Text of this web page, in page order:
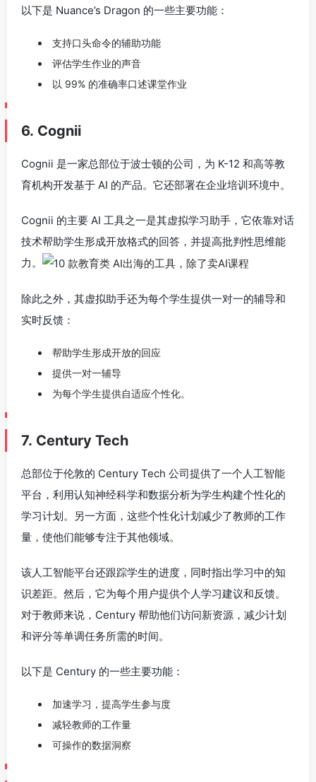
以下是 Nuance’s Dragon 的一些主要功能：
支持口头命令的辅助功能
评估学生作业的声音
以 99% 的准确率口述课堂作业
6. Cognii
Cognii 是一家总部位于波士顿的公司，为 K-12 和高等教
育机构开发基于 AI 的产品。它还部署在企业培训环境中。
Cognii 的主要 AI 工具之一是其虚拟学习助手，它依靠对话
技术帮助学生形成开放格式的回答，并提高批判性思维能
力。
除此之外，其虚拟助手还为每个学生提供一对一的辅导和
实时反馈：
帮助学生形成开放的回应
提供一对一辅导
为每个学生提供自适应个性化。
7. Century Tech
总部位于伦敦的 Century Tech 公司提供了一个人工智能
平台，利用认知神经科学和数据分析为学生构建个性化的
学习计划。另一方面，这些个性化计划减少了教师的工作
量，使他们能够专注于其他领域。
该人工智能平台还跟踪学生的进度，同时指出学习中的知
识差距。然后，它为每个用户提供个人学习建议和反馈。
对于教师来说，Century 帮助他们访问新资源，减少计划
和评分等单调任务所需的时间。
以下是 Century 的一些主要功能：
加速学习，提高学生参与度
减轻教师的工作量
可操作的数据洞察